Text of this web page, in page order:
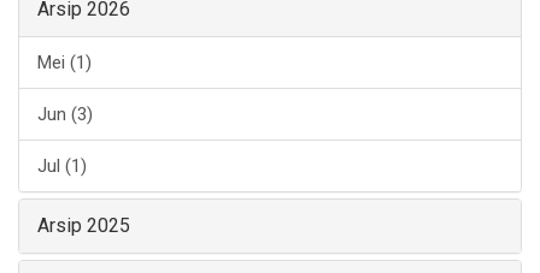
Arsip 2026
Mei (1)
Jun (3)
Jul (1)
Arsip 2025